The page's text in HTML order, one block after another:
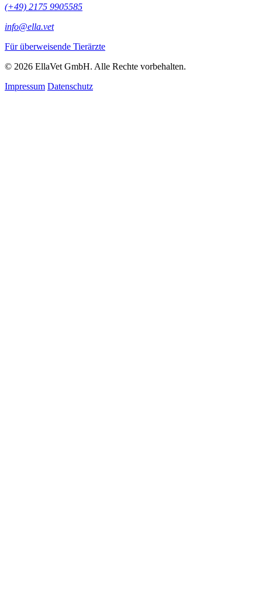
(+49) 2175 9905585
info@ella.vet
Für überweisende Tierärzte
© 2026 EllaVet GmbH. Alle Rechte vorbehalten.
Impressum Datenschutz